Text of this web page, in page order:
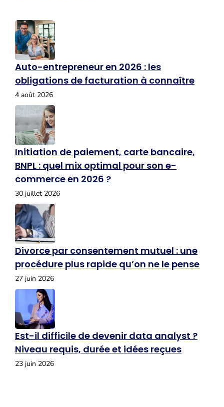
Auto-entrepreneur en 2026 : les
obligations de facturation à connaître
4 août 2026
Initiation de paiement, carte bancaire,
BNPL : quel mix optimal pour son e-
commerce en 2026 ?
30 juillet 2026
Divorce par consentement mutuel : une
procédure plus rapide qu’on ne le pense
27 juin 2026
Est-il difficile de devenir data analyst ?
Niveau requis, durée et idées reçues
23 juin 2026